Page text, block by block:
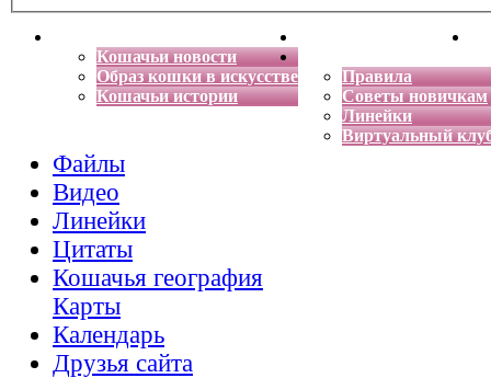
Кошачьи новости
Образ кошки в искусстве
Кошачьи истории
Энциклопедия кошек
Правила
Советы новичкам
Линейки
Виртуальный
Файлы
Видео
Линейки
Цитаты
Кошачья география
Карты
Календарь
Друзья сайта